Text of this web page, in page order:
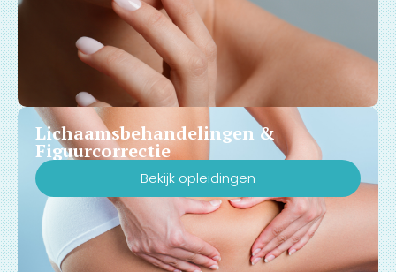
Lichaamsbehandelingen &
Figuurcorrectie
Bekijk opleidingen